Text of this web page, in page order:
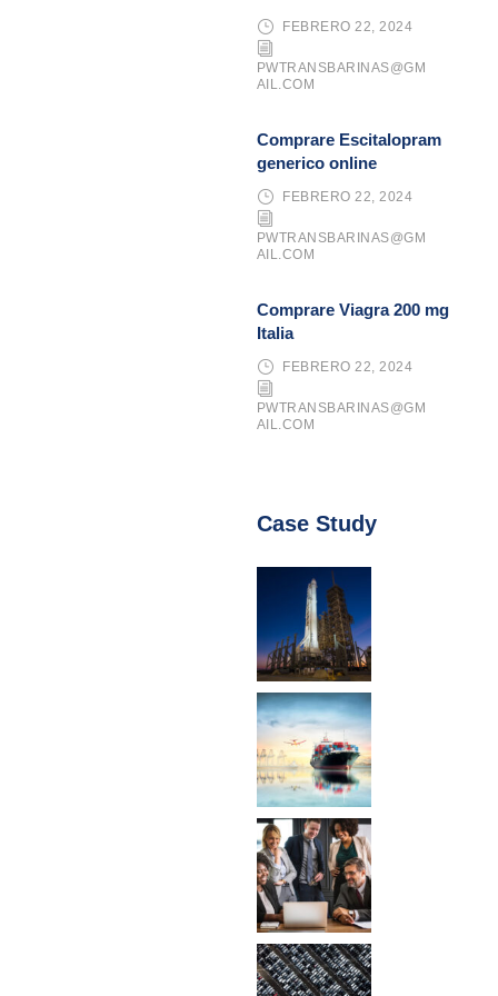
FEBRERO 22, 2024
PWTRANSBARINAS@GM
AIL.COM
Comprare Escitalopram
generico online
FEBRERO 22, 2024
PWTRANSBARINAS@GM
AIL.COM
Comprare Viagra 200 mg
Italia
FEBRERO 22, 2024
PWTRANSBARINAS@GM
AIL.COM
Case Study